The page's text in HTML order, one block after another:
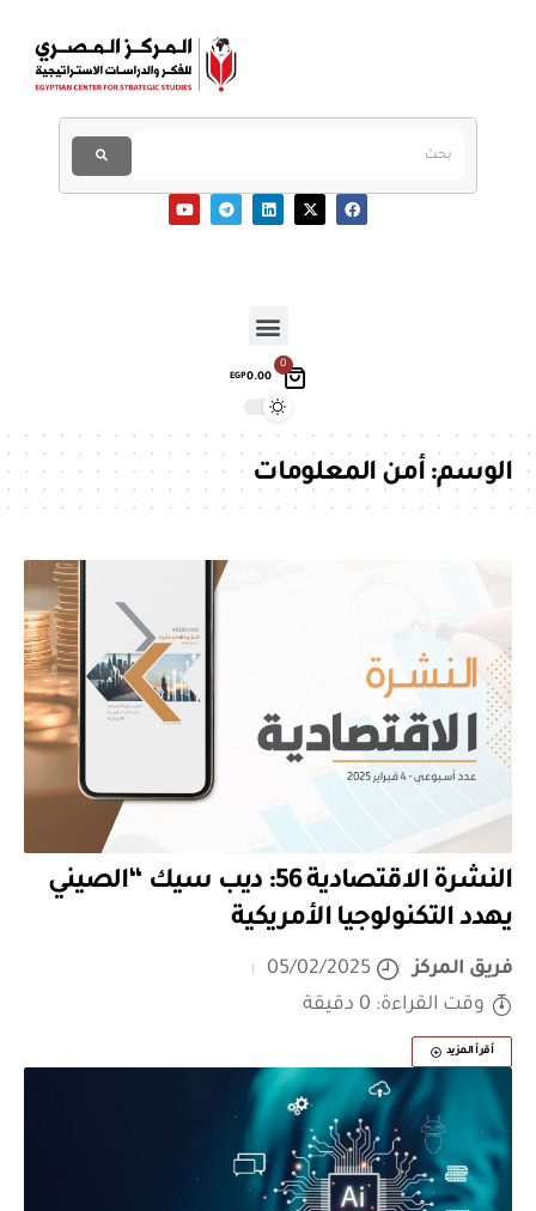
0
EGP0.00
الوسم:أمن المعلومات
النشرة الاقتصادية 56: ديب سيك “الصيني
يهدد التكنولوجيا الأمريكية
فريق المركز
05/02/2025
وقت القراءة: 0 دقيقة
أقرأ المزيد